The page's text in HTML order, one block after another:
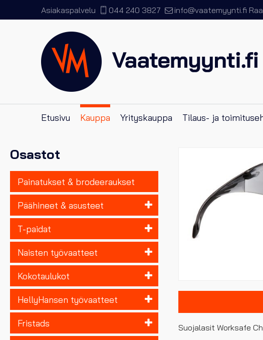
Asiakaspalvelu 044 240 3827 info@vaatemyynti.fi
Etusivu Kauppa Yrityskauppa Tilaus- ja
Osastot
Painatukset & brodeeraukset
Päähineet & asusteet
T-paidat
Naisten työvaatteet
Kokotaulukot
HellyHansen työvaatteet
Fristads
Suojalasit Worksafe